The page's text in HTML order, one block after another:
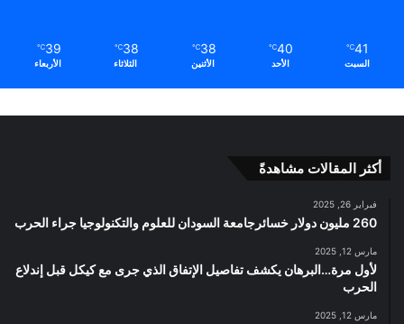
41
℃
السبت
40
℃
الأحد
38
℃
الأثنين
38
℃
الثلاثاء
39
℃
الأربعاء
أكثر المقالات مشاهدةً
فبراير 26, 2025
260 مليون دولار خسائرجامعة السودان للعلوم والتكنولوجيا جراء الحرب
مارس 12, 2025
لأول مرة…البرهان يكشف تفاصيل الإتفاق الذي جرى مع كيكل قبل إندلاع
الحرب
مارس 12, 2025